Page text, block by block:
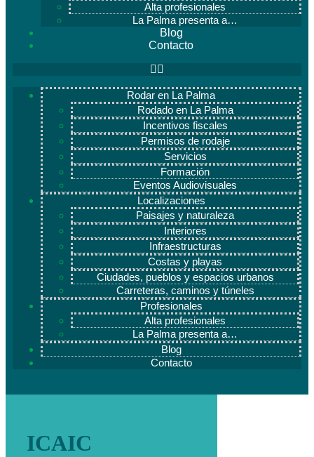
Alta profesionales
La Palma presenta a…
Blog
Contacto
Rodar en La Palma
Rodado en La Palma
Incentivos fiscales
Permisos de rodaje
Servicios
Formación
Eventos Audiovisuales
Localizaciones
Paisajes y naturaleza
Interiores
Infraestructuras
Costas y playas
Ciudades, pueblos y espacios urbanos
Carreteras, caminos y túneles
Profesionales
Alta profesionales
La Palma presenta a…
Blog
Contacto
ICAIC